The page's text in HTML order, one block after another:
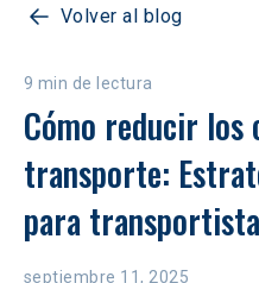
Volver al blog
9 min de lectura
Cómo reducir los
transporte:
para
septiembre 11, 2025